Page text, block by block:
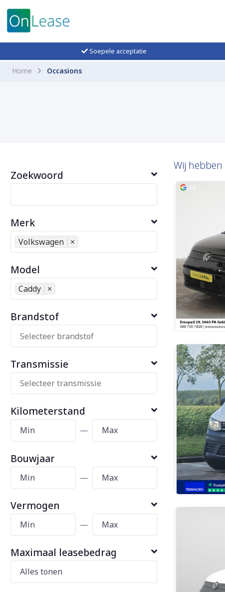
Soepele acceptatie
Home Occasions
Zoekwoord
Merk
Volkswagen ×
Model
Caddy ×
Brandstof
Transmissie
Kilometerstand
—
Bouwjaar
—
Vermogen
—
Maximaal leasebedrag
Wij hebben